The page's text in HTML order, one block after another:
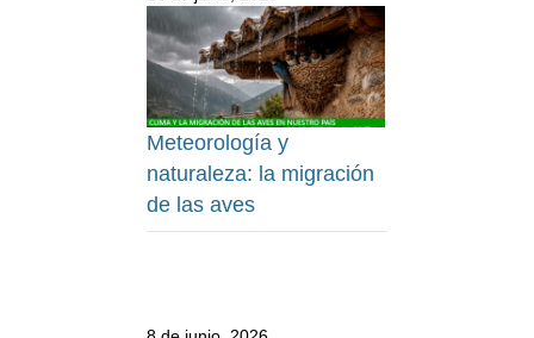
Meteorología y
naturaleza: la migración
de las aves